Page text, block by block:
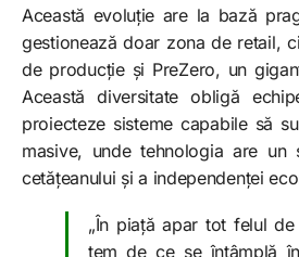
Această evoluție are la bază
gestionează doar zona de retail,
de producție și PreZero, un
Această diversitate obligă
proiecteze sisteme capabile să
masive, unde tehnologia are un
cetățeanului și a independenței
„În piață apar tot felul
tem de ce se întâmplă